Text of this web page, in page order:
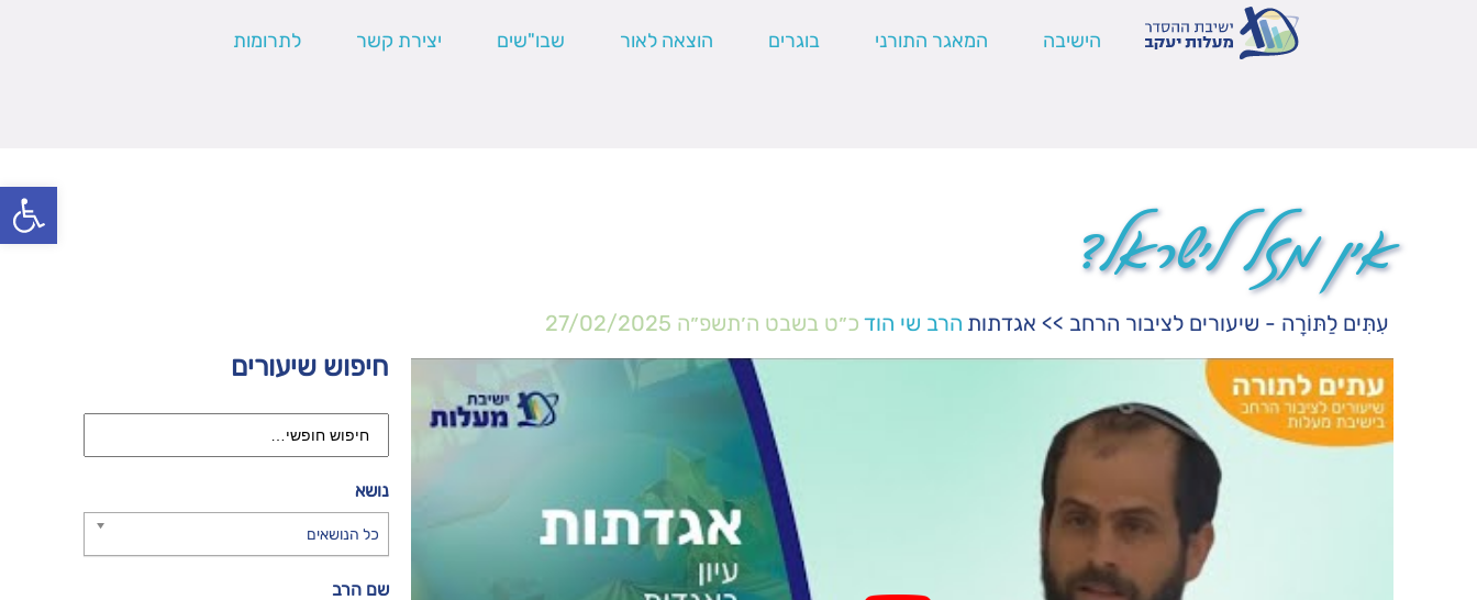
פתח
הישיבה המאגר התורני בוגרים הוצאה לאור שבו"שים יצירת קשר לתרומות
אין מזל לישראל?
עִתִּים לַתּוֹרָה - שיעורים לציבור הרחב >> אגדתות הרב שי הוד כ״ט בשבט ה׳תשפ״ה 27/02/2025
חיפוש שיעורים
נושא
כל הנושאים
שם הרב